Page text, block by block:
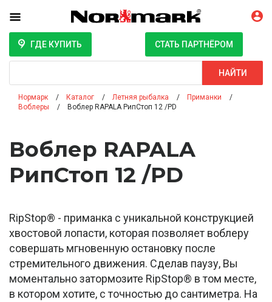
ГДЕ КУПИТЬ СТАТЬ ПАРТНЁРОМ
НАЙТИ
Нормарк Каталог Летняя рыбалка
Приманки
Воблеры
Воблер RAPALA РипСтоп 12 /PD
Воблер RAPALA
РипСтоп 12 /PD
RipStop® - приманка с уникальной конструкцией
хвостовой лопасти, которая позволяет воблеру
совершать мгновенную остановку после
стремительного движения. Сделав паузу, Вы
моментально затормозите RipStop® в том месте,
в котором хотите, с точностью до сантиметра. На